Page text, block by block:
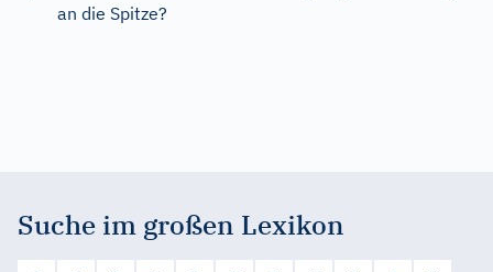
an die Spitze?
Suche im großen Lexikon